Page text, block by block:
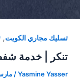
تسليك مجاري الكويت,
تنكر | خدمة شفط
Yasmine Yasser
/مارس 29,